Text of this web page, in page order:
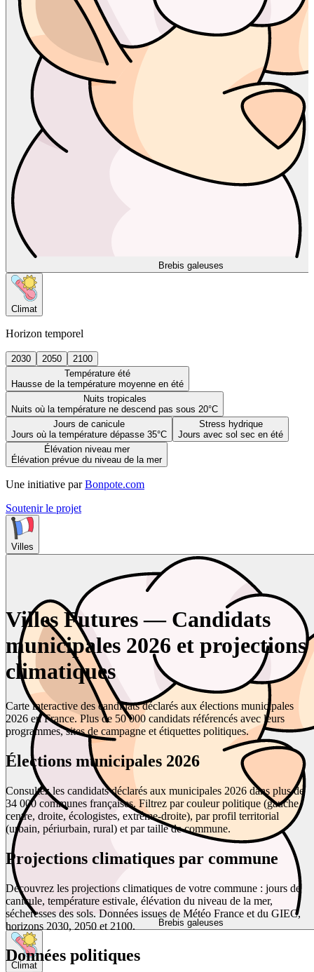
Brebis galeuses
Climat
Horizon temporel
2030 2050
2100
Température été
Hausse de la température moyenne en été
Nuits tropicales
Nuits où la température ne descend pas sous 20°C
Jours de canicule
Jours où la température dépasse 35°C
Stress hydrique
Jours avec sol sec en été
Élévation niveau mer
Élévation prévue du niveau de la mer
Une initiative par Bonpote.com
Soutenir le projet
Villes
Brebis galeuses
Climat
Villes Futures — Candidats
municipales 2026 et projections
climatiques
Carte interactive des candidats déclarés aux élections municipales
2026 en France. Plus de 50 000 candidats référencés avec leurs
programmes, sites de campagne et étiquettes politiques.
Élections municipales 2026
Consultez les candidats déclarés aux municipales 2026 dans plus de
34 000 communes françaises. Filtrez par couleur politique (gauche,
centre, droite, écologistes, extrême-droite), par profil territorial
(urbain, périurbain, rural) et par taille de commune.
Projections climatiques par commune
Découvrez les projections climatiques de votre commune : jours de
canicule, température estivale, élévation du niveau de la mer,
sécheresses des sols. Données issues de Météo France et du GIEC,
horizons 2030, 2050 et 2100.
Données politiques